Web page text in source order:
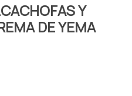
Y
DE YEMA